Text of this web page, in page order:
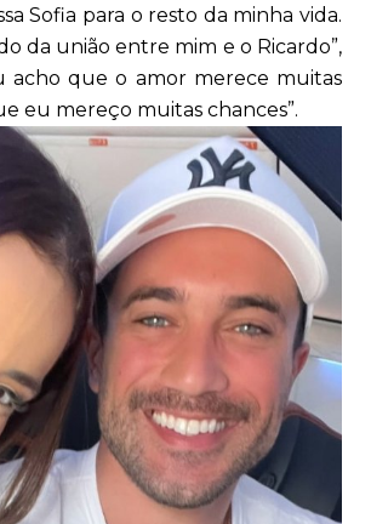
Sofia para o resto da minha vida.
da união entre mim e o Ricardo”,
acho que o amor merece muitas
eu mereço muitas chances”.